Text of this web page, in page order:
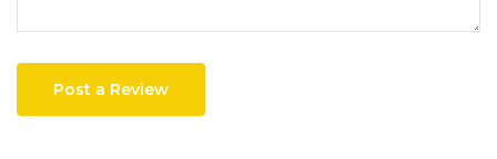
Post a Review